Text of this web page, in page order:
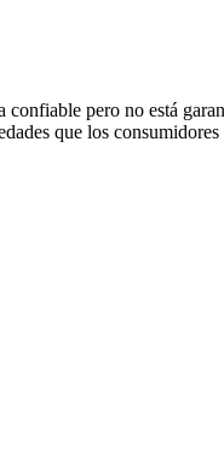
pero no está
que los